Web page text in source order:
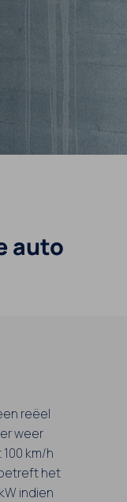
auto
reëel
weer
km/h
het
indien